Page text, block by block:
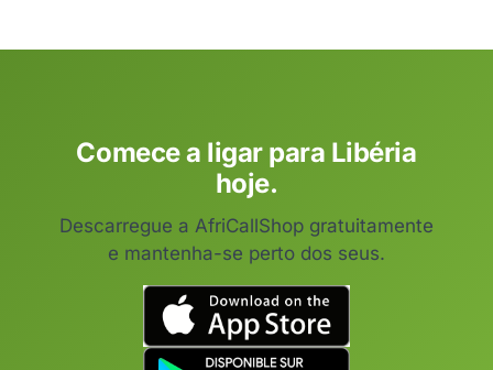
Comece a ligar para Libéria
hoje.
Descarregue a AfriCallShop gratuitamente
e mantenha-se perto dos seus.